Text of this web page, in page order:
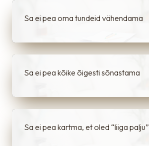
Sa ei pea oma tundeid vähendama
Sa ei pea kõike õigesti sõnastama
Sa ei pea kartma, et oled “liiga palju”